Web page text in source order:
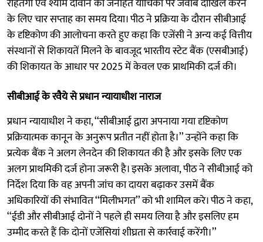
के लिए चार सप्ताह का समय दिया। पीठ ने प्रक्रिया के दौरान सीबीआई
के दृष्टिकोण की आलोचना करते हुए कहा कि एजेंसी ने अन्य कई वित्तीय
संस्थानों से शिकायतें मिलने के बावजूद भारतीय स्टेट बैंक (एसबीआई)
की शिकायत के आधार पर 2025 में केवल एक प्राथमिकी दर्ज की।
सीबीआई के रवैये से प्रधान न्यायाधीश नाराज
प्रधान न्यायाधीश ने कहा, ‘‘सीबीआई द्वारा अपनाया गया दृष्टिकोण
प्रक्रियात्मक कानून के अनुरूप प्रतीत नहीं होता है।’’ उन्होंने कहा कि
प्रत्येक बैंक ने अलग लेनदेन की शिकायत की है और इसके लिए एक
अलग प्राथमिकी दर्ज होना जरूरी है। इसके अलावा, पीठ ने सीबीआई को
निर्देश दिया कि वह अपनी जांच का दायरा बढ़ाकर उसमें बैंक
अधिकारियों की संभावित ‘‘मिलीभगत’’ को भी शामिल करे। पीठ ने कहा,
‘‘ईडी और सीबीआई दोनों ने पहले ही समय लिया है और इसलिए हम
उम्मीद करते हैं कि दोनों एजेंसियां ​​शीघ्रता से कार्रवाई करेंगी।’’